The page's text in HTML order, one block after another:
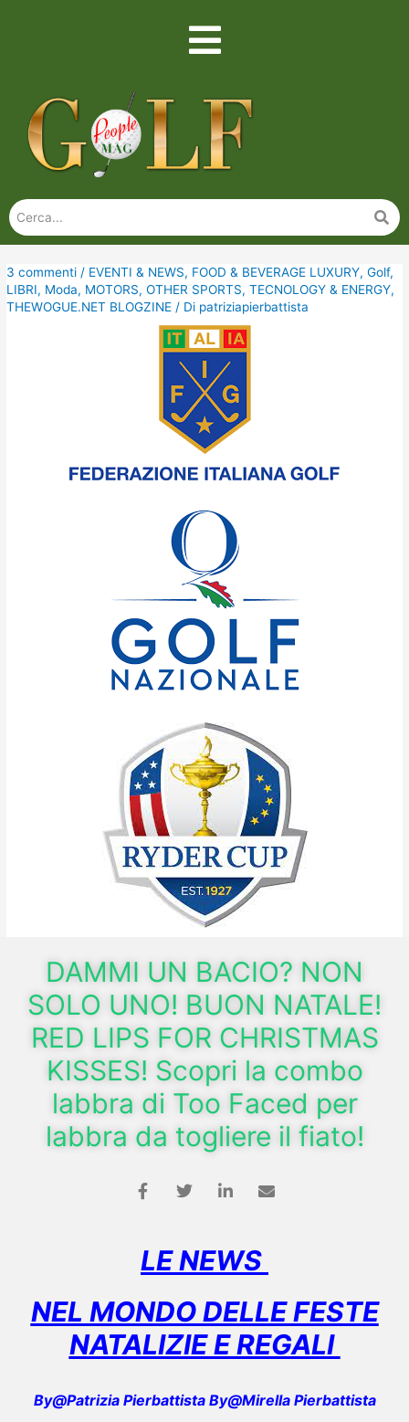
3 commenti / EVENTI & NEWS, FOOD & BEVERAGE LUXURY,Golf,
LIBRI, Moda, MOTORS,OTHER SPORTS,TECNOLOGY & ENERGY,
THEWOGUE.NET BLOGZINE / Di patriziapierbattista
DAMMI UN BACIO? NON
SOLO UNO! BUON NATALE!
RED LIPS FOR CHRISTMAS
KISSES! Scopri la combo
labbra di Too Faced per
labbra da togliere il fiato!
LE NEWS
NEL MONDO DELLE FESTE
NATALIZIE E REGALI
By@Patrizia Pierbattista By@Mirella Pierbattista